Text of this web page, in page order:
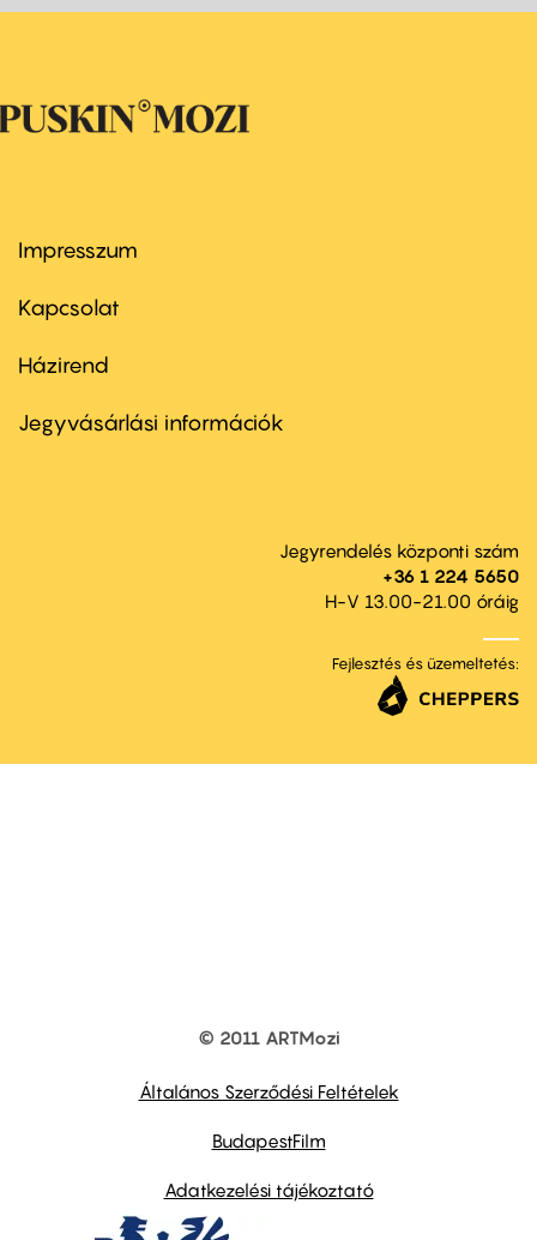
Footer
first
Impresszum
Kapcsolat
Footer
second
Házirend
Jegyvásárlási információk
Jegyrendelés központi szám
+36 1 224 5650
H-V 13.00-21.00 óráig
Fejlesztés és üzemeltetés:
© 2011 ARTMozi
Általános Szerződési Feltételek
BudapestFilm
Adatkezelési tájékoztató